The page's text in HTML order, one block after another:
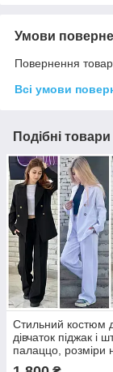
Умови
Повернення
Всі умови
Подібні товари
Стильний костюм
дівчаток піджак і
палаццо, розміри
134 — 160 +